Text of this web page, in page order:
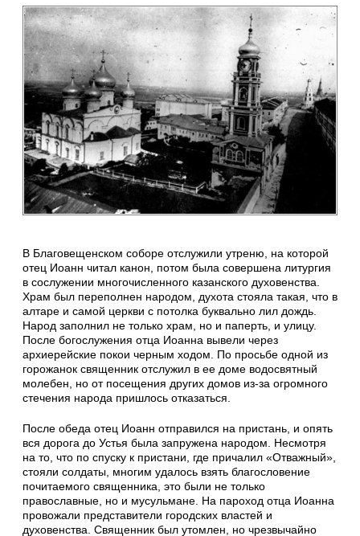
В Благовещенском соборе отслужили утреню, на которой
отец Иоанн читал канон, потом была совершена литургия
в сослужении многочисленного казанского духовенства.
Храм был переполнен народом, духота стояла такая, что в
алтаре и самой церкви с потолка буквально лил дождь.
Народ заполнил не только храм, но и паперть, и улицу.
После богослужения отца Иоанна вывели через
архиерейские покои черным ходом. По просьбе одной из
горожанок священник отслужил в ее доме водосвятный
молебен, но от посещения других домов из-за огромного
стечения народа пришлось отказаться.
После обеда отец Иоанн отправился на пристань, и опять
вся дорога до Устья была запружена народом. Несмотря
на то, что по спуску к пристани, где причалил «Отважный»,
стояли солдаты, многим удалось взять благословение
почитаемого священника, это были не только
православные, но и мусульмане. На пароход отца Иоанна
провожали представители городских властей и
духовенства. Священник был утомлен, но чрезвычайно